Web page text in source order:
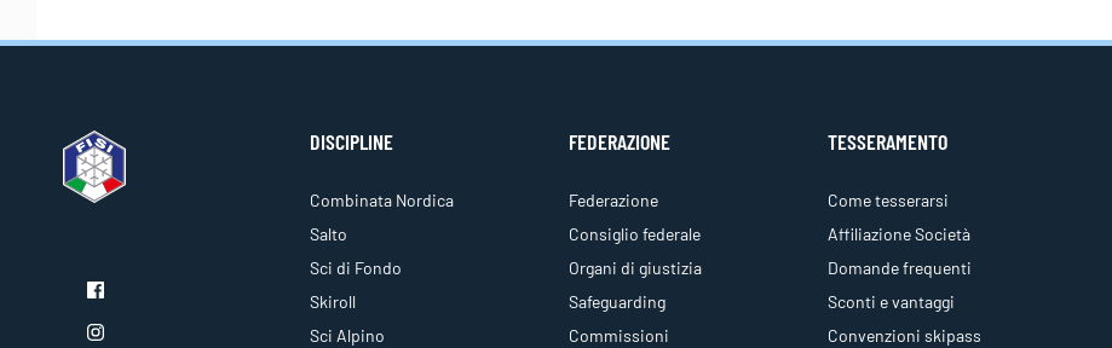
DISCIPLINE
Combinata Nordica
Salto
Sci di Fondo
Skiroll
Sci Alpino
FEDERAZIONE
Federazione
Consiglio federale
Organi di giustizia
Safeguarding
Commissioni
TESSERAMENTO
Come tesserarsi
Affiliazione Società
Domande frequenti
Sconti e vantaggi
Convenzioni skipass